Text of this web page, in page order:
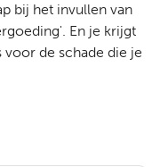
toegankelijk met een
bij het invullen van
En je krijgt
de schade die je